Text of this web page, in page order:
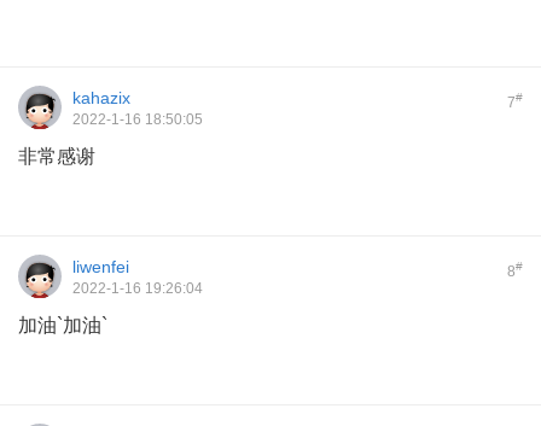
7#
kahazix
2022-1-16 18:50:05
非常感谢
8#
liwenfei
2022-1-16 19:26:04
加油`加油`